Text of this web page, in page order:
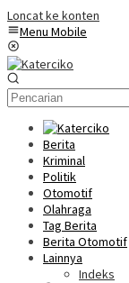
Loncat ke konten
Menu Mobile
Berita
Kriminal
Politik
Otomotif
Olahraga
Tag Berita
Berita Otomotif
Lainnya
Indeks